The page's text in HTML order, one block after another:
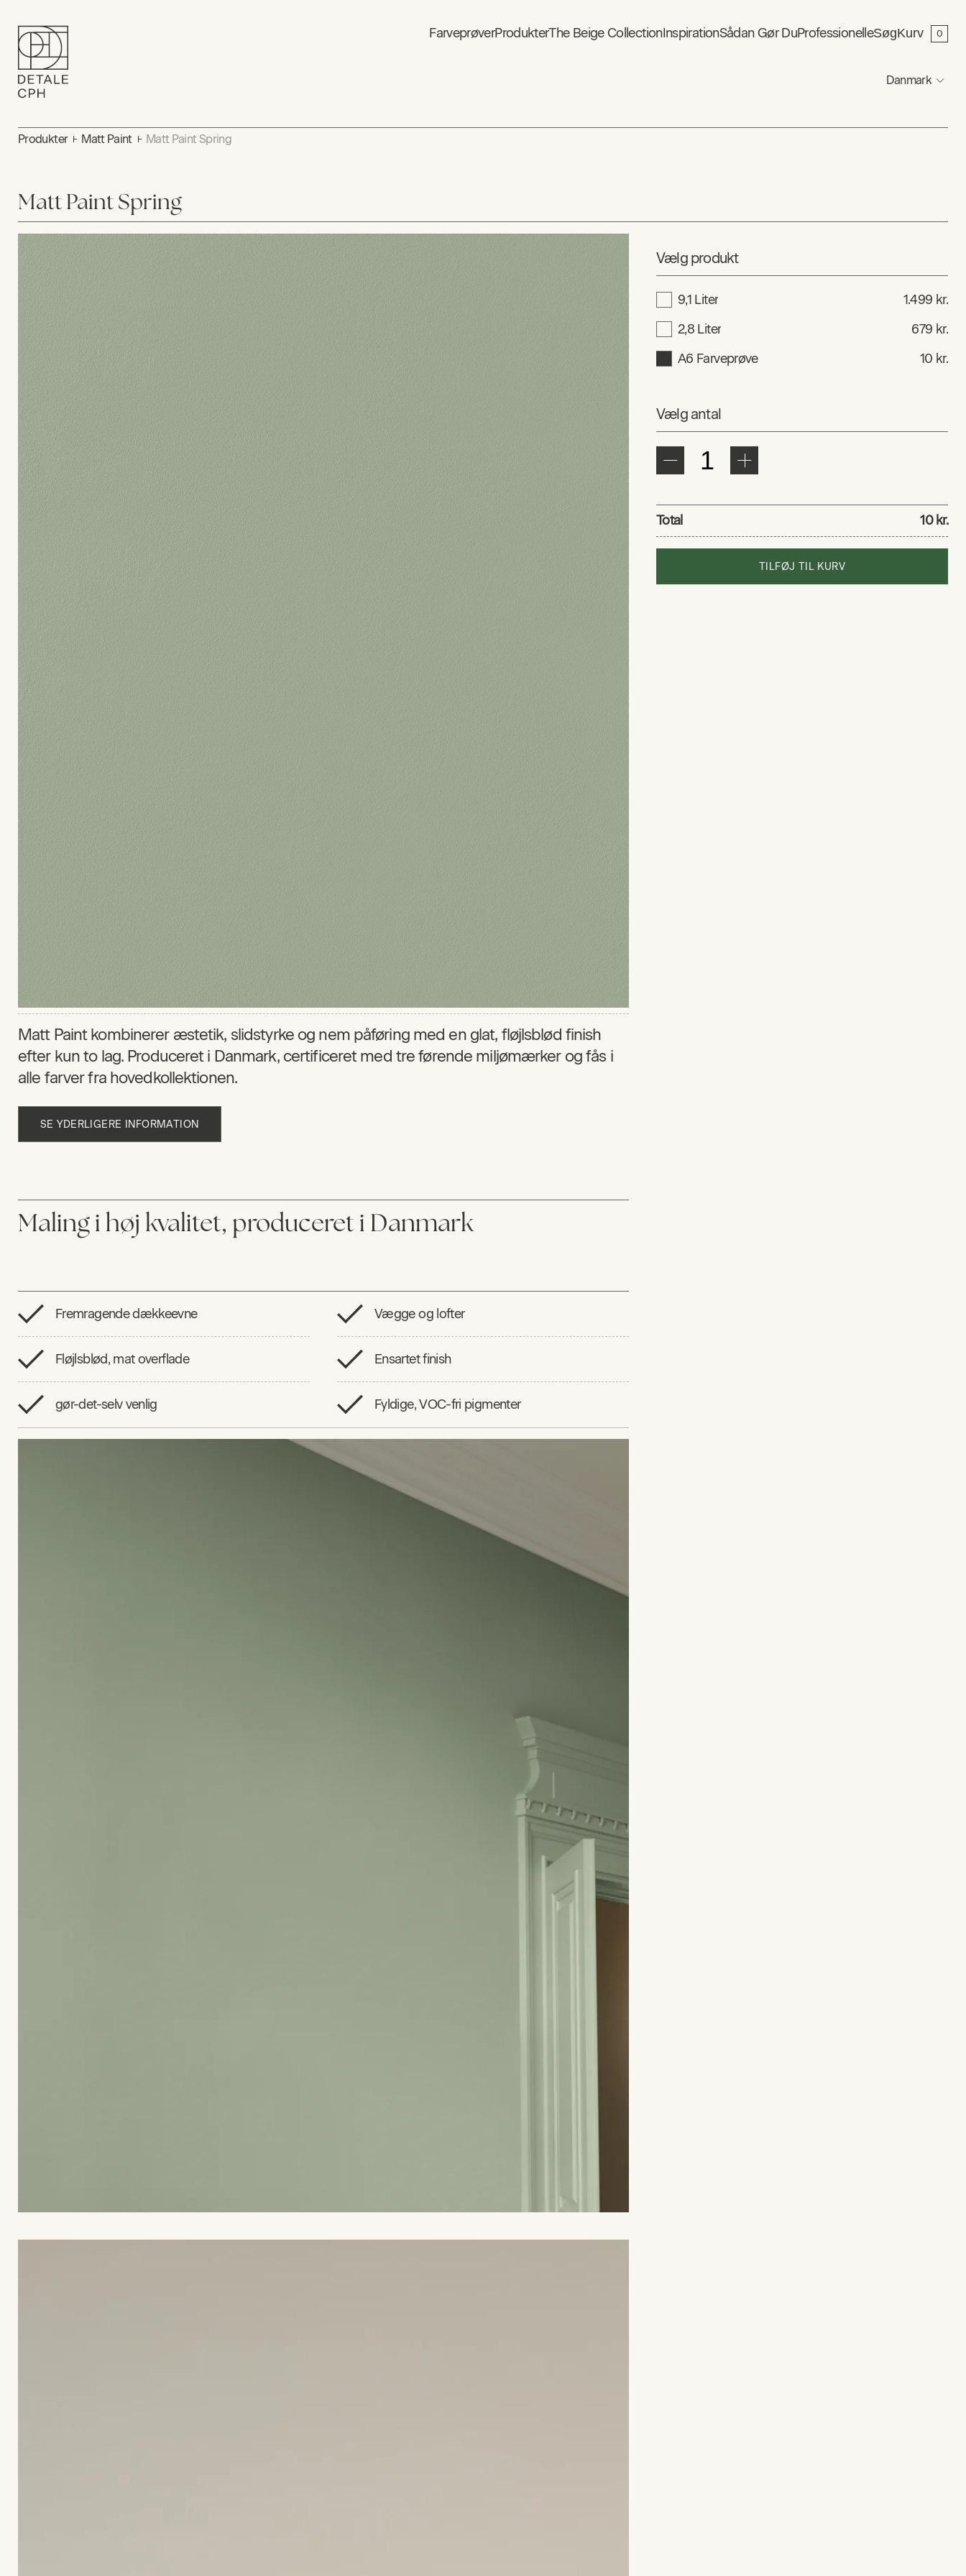
FarveprøverProdukterThe Beige CollectionInspirationSådan Gør DuProfessionelleSøgKurv 0
Danmark
Produkter Matt Paint Matt Paint Spring
Matt Paint Spring
Matt Paint kombinerer æstetik, slidstyrke og nem påføring med en glat, fløjlsblød finish
efter kun to lag. Produceret i Danmark, certificeret med tre førende miljømærker og fås i
alle farver fra hovedkollektionen.
SE YDERLIGERE INFORMATION
Maling i høj kvalitet, produceret i Danmark
Fremragende dækkeevne Vægge og lofter
Fløjlsblød, mat overflade Ensartet finish
gør-det-selv venlig Fyldige, VOC-fri pigmenter
Vælg produkt
9,1 Liter
1.499 kr.
2,8 Liter
679 kr.
A6 Farveprøve
10 kr.
Vælg antal
Total 10 kr.
TILFØJ TIL KURV